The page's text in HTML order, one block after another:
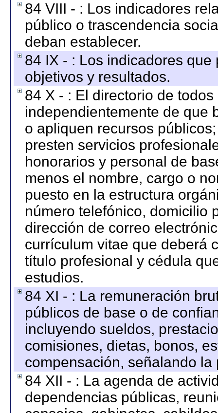
84 VIII - : Los indicadores
público o trascendencia
deban establecer.
84 IX - : Los indicadores
objetivos y resultados.
84 X - : El directorio de
independientemente de que
o apliquen recursos
presten servicios
honorarios y personal de
menos el nombre, cargo o
puesto en la estructura
número telefónico, domicilio
dirección de correo
currículum vitae que deberá
título profesional y cédula
estudios.
84 XI - : La remuneración
públicos de base o de
incluyendo sueldos,
comisiones, dietas, bonos,
compensación, señalando
84 XII - : La agenda de
dependencias públicas,